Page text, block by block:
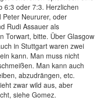
6:3 oder 7:3. Herzlichen
Peter Neururer, oder
Rudi Assauer als
Torwart, bitte. Über Glasgow
in Stuttgart waren zwei
kann. Man muss nicht
Man kann auch
abzudrängen, etc.
zwar wild aus, aber
siehe Gomez.